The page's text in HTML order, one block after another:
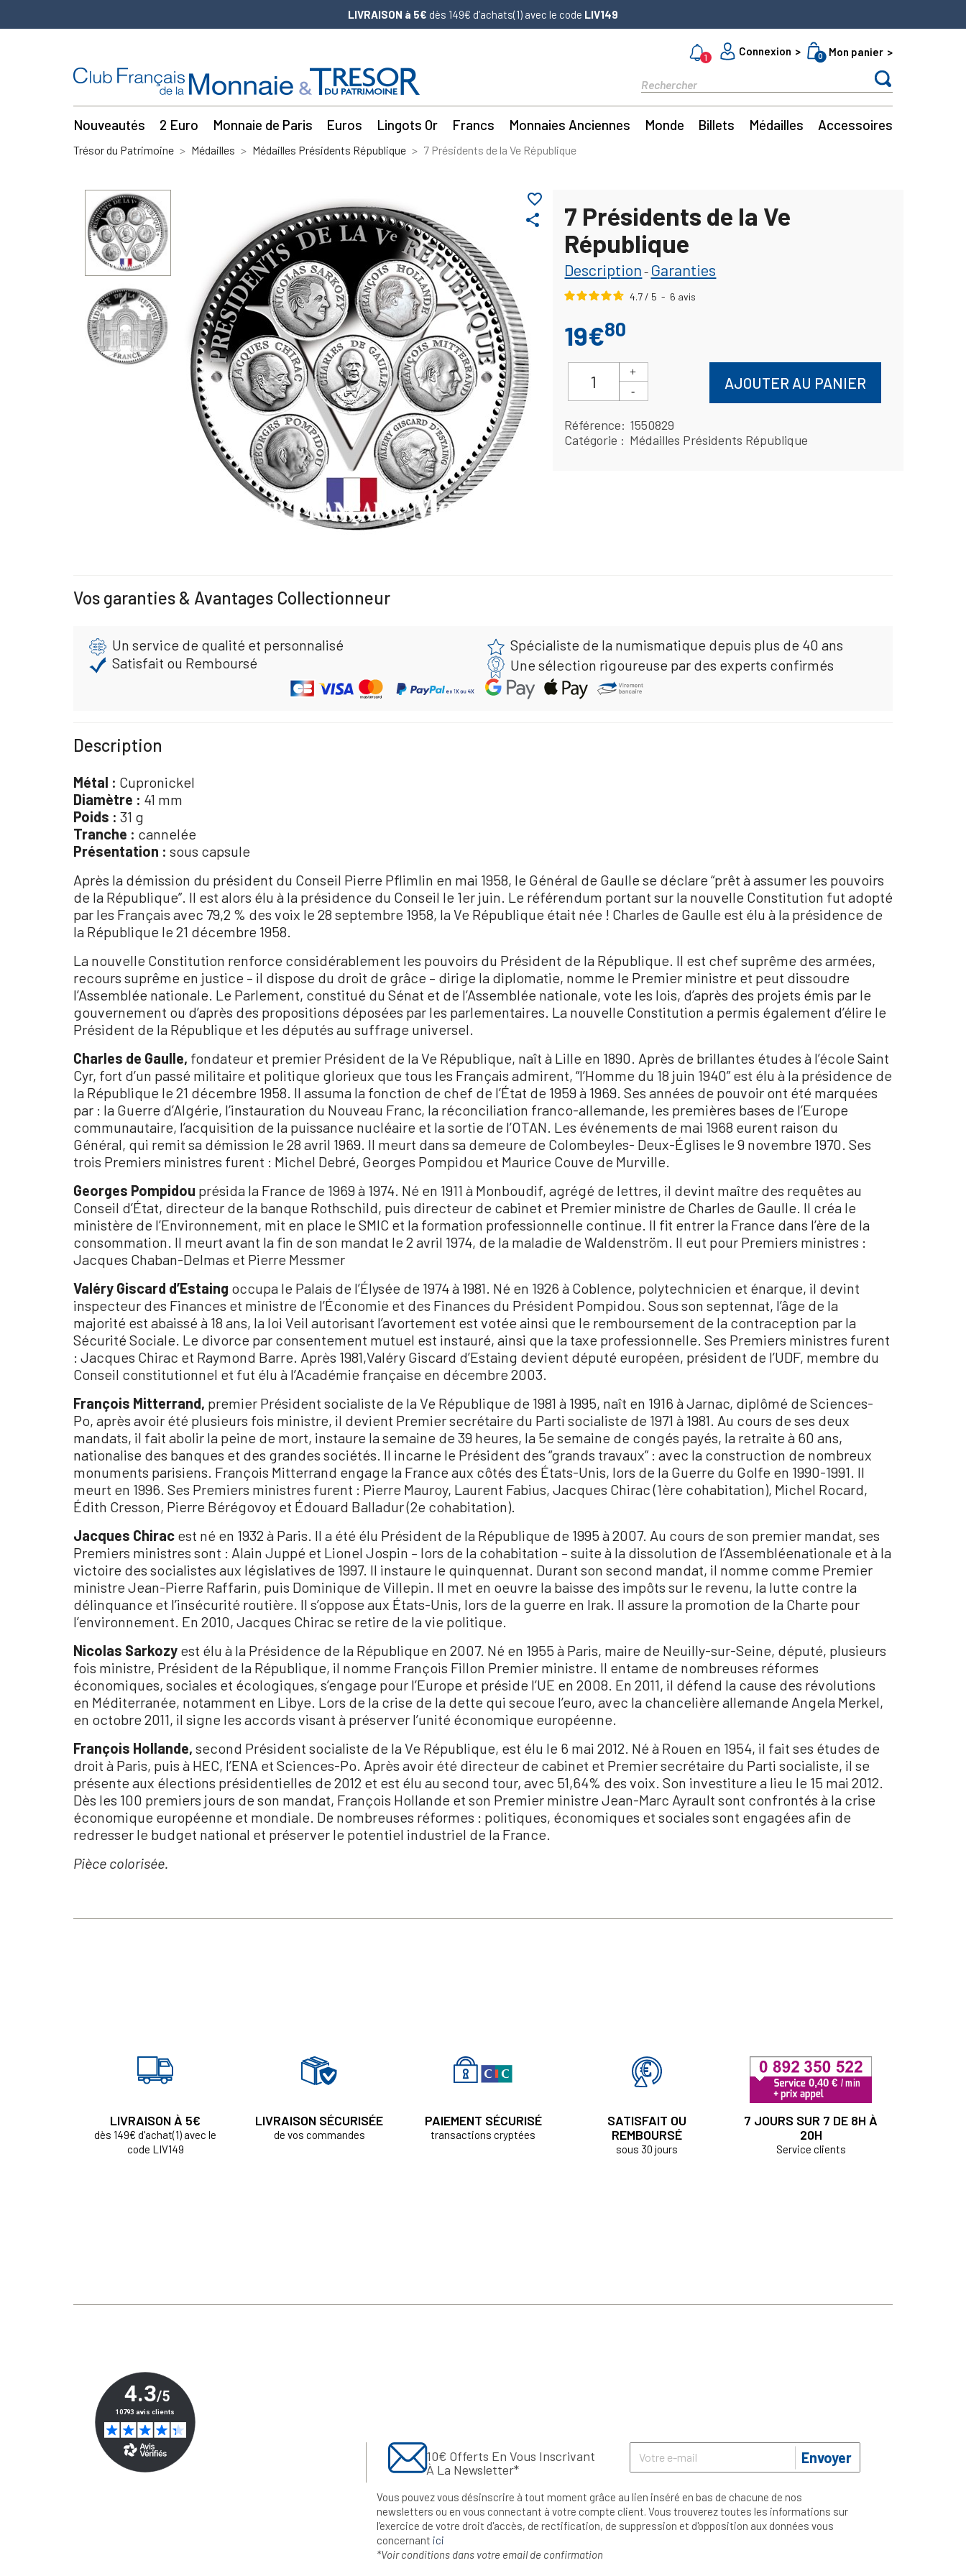
LIVRAISON à 5€ dès 149€ d’achats(1) avec le code LIV149
1
Connexion 0 Mon panier
Nouveautés 2 Euro Monnaie de Paris Euros Lingots Or Francs Monnaies Anciennes Monde Billets Médailles Accessoires
Trésor du Patrimoine Médailles Médailles Présidents République 7 Présidents de la Ve République
share
favorite_border
7 Présidents de la Ve
République
Description - Garanties
4.7 / 5 - 6 avis
19€80
AJOUTER AU PANIER
Référence
1550829
Catégorie
Médailles Présidents République
Vos garanties & Avantages Collectionneur
Un service de qualité et personnalisé
Spécialiste de la numismatique depuis plus de 40 ans
Satisfait ou Remboursé
Une sélection rigoureuse par des experts confirmés
Description
Métal : Cupronickel
Diamètre : 41 mm
Poids : 31 g
Tranche : cannelée
Présentation : sous capsule
Après la démission du président du Conseil Pierre Pflimlin en mai 1958, le Général de Gaulle se déclare “prêt à assumer les pouvoirs
de la République”. Il est alors élu à la présidence du Conseil le 1er juin. Le référendum portant sur la nouvelle Constitution fut adopté
par les Français avec 79,2 % des voix le 28 septembre 1958, la Ve République était née ! Charles de Gaulle est élu à la présidence de
la République le 21 décembre 1958.
La nouvelle Constitution renforce considérablement les pouvoirs du Président de la République. Il est chef suprême des armées,
recours suprême en justice – il dispose du droit de grâce – dirige la diplomatie, nomme le Premier ministre et peut dissoudre
l’Assemblée nationale. Le Parlement, constitué du Sénat et de l’Assemblée nationale, vote les lois, d’après des projets émis par le
gouvernement ou d’après des propositions déposées par les parlementaires. La nouvelle Constitution a permis également d’élire le
Président de la République et les députés au suffrage universel.
Charles de Gaulle, fondateur et premier Président de la Ve République, naît à Lille en 1890. Après de brillantes études à l’école Saint
Cyr, fort d’un passé militaire et politique glorieux que tous les Français admirent, “l’Homme du 18 juin 1940” est élu à la présidence de
la République le 21 décembre 1958. Il assuma la fonction de chef de l’État de 1959 à 1969. Ses années de pouvoir ont été marquées
par : la Guerre d’Algérie, l’instauration du Nouveau Franc, la réconciliation franco-allemande, les premières bases de l’Europe
communautaire, l’acquisition de la puissance nucléaire et la sortie de l’OTAN. Les événements de mai 1968 eurent raison du
Général, qui remit sa démission le 28 avril 1969. Il meurt dans sa demeure de Colombeyles- Deux-Églises le 9 novembre 1970. Ses
trois Premiers ministres furent : Michel Debré, Georges Pompidou et Maurice Couve de Murville.
Georges Pompidou présida la France de 1969 à 1974. Né en 1911 à Monboudif, agrégé de lettres, il devint maître des requêtes au
Conseil d’État, directeur de la banque Rothschild, puis directeur de cabinet et Premier ministre de Charles de Gaulle. Il créa le
ministère de l’Environnement, mit en place le SMIC et la formation professionnelle continue. Il fit entrer la France dans l’ère de la
consommation. Il meurt avant la fin de son mandat le 2 avril 1974, de la maladie de Waldenström. Il eut pour Premiers ministres :
Jacques Chaban-Delmas et Pierre Messmer
Valéry Giscard d’Estaing occupa le Palais de l’Élysée de 1974 à 1981. Né en 1926 à Coblence, polytechnicien et énarque, il devint
inspecteur des Finances et ministre de l’Économie et des Finances du Président Pompidou. Sous son septennat, l’âge de la
majorité est abaissé à 18 ans, la loi Veil autorisant l’avortement est votée ainsi que le remboursement de la contraception par la
Sécurité Sociale. Le divorce par consentement mutuel est instauré, ainsi que la taxe professionnelle. Ses Premiers ministres furent
: Jacques Chirac et Raymond Barre. Après 1981,Valéry Giscard d’Estaing devient député européen, président de l’UDF, membre du
Conseil constitutionnel et fut élu à l’Académie française en décembre 2003.
François Mitterrand, premier Président socialiste de la Ve République de 1981 à 1995, naît en 1916 à Jarnac, diplômé de Sciences-
Po, après avoir été plusieurs fois ministre, il devient Premier secrétaire du Parti socialiste de 1971 à 1981. Au cours de ses deux
mandats, il fait abolir la peine de mort, instaure la semaine de 39 heures, la 5e semaine de congés payés, la retraite à 60 ans,
nationalise des banques et des grandes sociétés. Il incarne le Président des “grands travaux” : avec la construction de nombreux
monuments parisiens. François Mitterrand engage la France aux côtés des États-Unis, lors de la Guerre du Golfe en 1990-1991. Il
meurt en 1996. Ses Premiers ministres furent : Pierre Mauroy, Laurent Fabius, Jacques Chirac (1ère cohabitation), Michel Rocard,
Édith Cresson, Pierre Bérégovoy et Édouard Balladur (2e cohabitation).
Jacques Chirac est né en 1932 à Paris. Il a été élu Président de la République de 1995 à 2007. Au cours de son premier mandat, ses
Premiers ministres sont : Alain Juppé et Lionel Jospin – lors de la cohabitation – suite à la dissolution de l’Assembléenationale et à la
victoire des socialistes aux législatives de 1997. Il instaure le quinquennat. Durant son second mandat, il nomme comme Premier
ministre Jean-Pierre Raffarin, puis Dominique de Villepin. Il met en oeuvre la baisse des impôts sur le revenu, la lutte contre la
délinquance et l’insécurité routière. Il s’oppose aux États-Unis, lors de la guerre en Irak. Il assure la promotion de la Charte pour
l’environnement. En 2010, Jacques Chirac se retire de la vie politique.
Nicolas Sarkozy est élu à la Présidence de la République en 2007. Né en 1955 à Paris, maire de Neuilly-sur-Seine, député, plusieurs
fois ministre, Président de la République, il nomme François Fillon Premier ministre. Il entame de nombreuses réformes
économiques, sociales et écologiques, s’engage pour l’Europe et préside l’UE en 2008. En 2011, il défend la cause des révolutions
en Méditerranée, notamment en Libye. Lors de la crise de la dette qui secoue l’euro, avec la chancelière allemande Angela Merkel,
en octobre 2011, il signe les accords visant à préserver l’unité économique européenne.
François Hollande, second Président socialiste de la Ve République, est élu le 6 mai 2012. Né à Rouen en 1954, il fait ses études de
droit à Paris, puis à HEC, l’ENA et Sciences-Po. Après avoir été directeur de cabinet et Premier secrétaire du Parti socialiste, il se
présente aux élections présidentielles de 2012 et est élu au second tour, avec 51,64% des voix. Son investiture a lieu le 15 mai 2012.
Dès les 100 premiers jours de son mandat, François Hollande et son Premier ministre Jean-Marc Ayrault sont confrontés à la crise
économique européenne et mondiale. De nombreuses réformes : politiques, économiques et sociales sont engagées afin de
redresser le budget national et préserver le potentiel industriel de la France.
Pièce colorisée.
LIVRAISON À 5€
dès 149€ d'achat(1) avec le
code LIV149
LIVRAISON SÉCURISÉE
de vos commandes
PAIEMENT SÉCURISÉ
transactions cryptées
SATISFAIT OU
REMBOURSÉ
sous 30 jours
7 JOURS SUR 7 DE 8H À
20H
Service clients
10€ Offerts En Vous Inscrivant
À La Newsletter*
Envoyer
Vous pouvez vous désinscrire à tout moment grâce au lien inséré en bas de chacune de nos
newsletters ou en vous connectant à votre compte client. Vous trouverez toutes les informations sur
l’exercice de votre droit d'accès, de rectification, de suppression et d'opposition aux données vous
concernant ici
*Voir conditions dans votre email de confirmation